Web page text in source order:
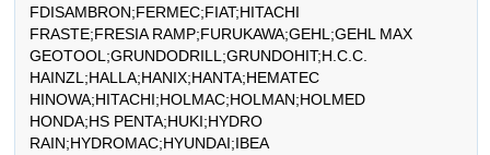
FDISAMBRON;FERMEC;FIAT;HITACHI
FRASTE;FRESIA RAMP;FURUKAWA;GEHL;GEHL MAX
GEOTOOL;GRUNDODRILL;GRUNDOHIT;H.C.C.
HAINZL;HALLA;HANIX;HANTA;HEMATEC
HINOWA;HITACHI;HOLMAC;HOLMAN;HOLMED
HONDA;HS PENTA;HUKI;HYDRO
RAIN;HYDROMAC;HYUNDAI;IBEA